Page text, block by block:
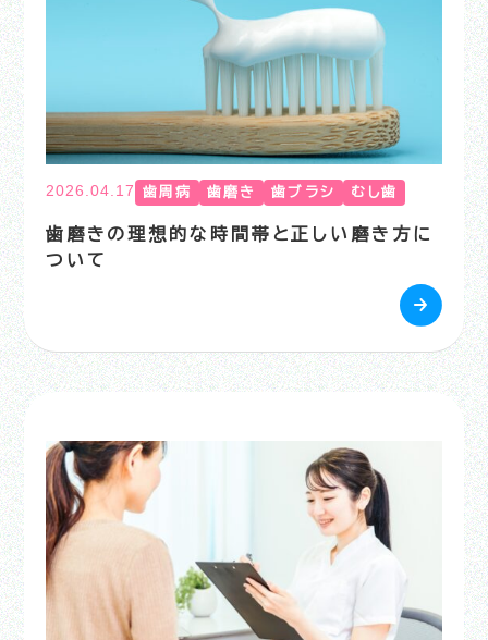
2026.04.17 歯周病 歯磨き 歯ブラシ むし歯
歯磨きの理想的な時間帯と正しい磨き方に
ついて